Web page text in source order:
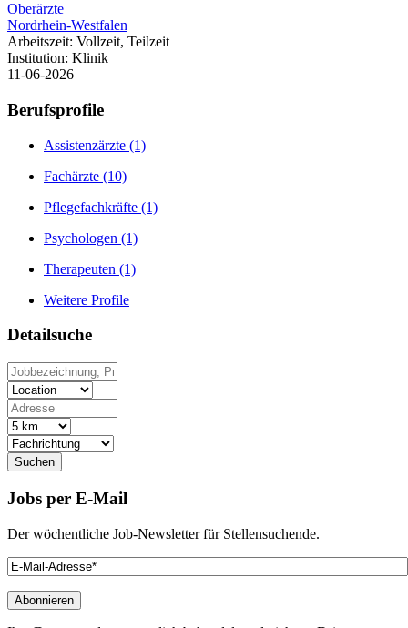
Oberärzte
Nordrhein-Westfalen
Arbeitszeit: Vollzeit, Teilzeit
Institution: Klinik
11-06-2026
Berufsprofile
Assistenzärzte (1)
Fachärzte (10)
Pflegefachkräfte (1)
Psychologen (1)
Therapeuten (1)
Weitere Profile
Detailsuche
Suchen
Jobs per E-Mail
Der wöchentliche Job-Newsletter für Stellensuchende.